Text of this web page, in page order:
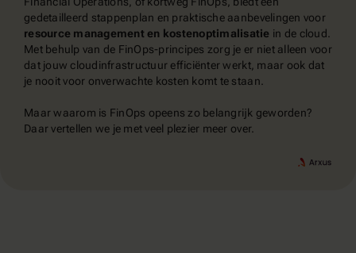
gedetailleerd stappenplan en praktische aanbevelingen voor
resource management en kostenoptimalisatie in de cloud.
Met behulp van de FinOps-principes zorg je er niet alleen voor
dat jouw cloudinfrastructuur efficiënter werkt, maar ook dat
je nooit voor onverwachte kosten komt te staan.
Maar waarom is FinOps opeens zo belangrijk geworden?
Daar vertellen we je met veel plezier meer over.